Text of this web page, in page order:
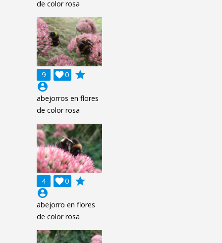
de color rosa
9 0

grade
account_circle
abejorros en flores
de color rosa
4 0

grade
account_circle
abejorro en flores
de color rosa